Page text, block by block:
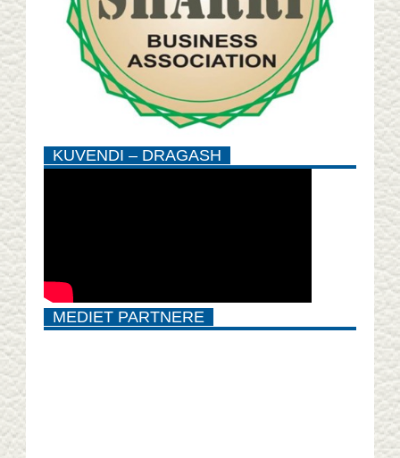
KUVENDI – DRAGASH
MEDIET PARTNERE